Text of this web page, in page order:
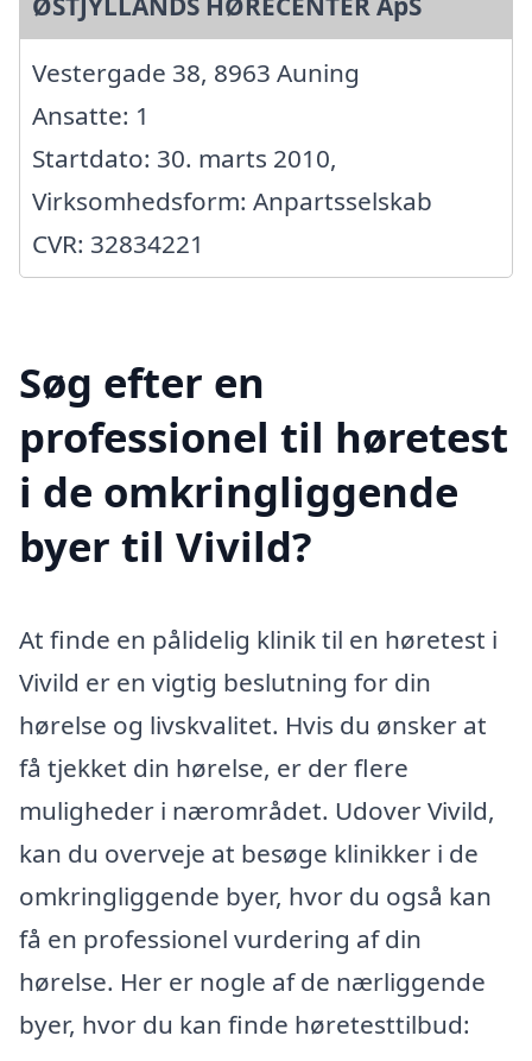
Vestergade 38, 8963 Auning
Ansatte: 1
Startdato: 30. marts 2010,
Virksomhedsform: Anpartsselskab
CVR: 32834221
Søg efter en
professionel til høretest
i de omkringliggende
byer til Vivild?
At finde en pålidelig klinik til en høretest i
Vivild er en vigtig beslutning for din
hørelse og livskvalitet. Hvis du ønsker at
få tjekket din hørelse, er der flere
muligheder i nærområdet. Udover Vivild,
kan du overveje at besøge klinikker i de
omkringliggende byer, hvor du også kan
få en professionel vurdering af din
hørelse. Her er nogle af de nærliggende
byer, hvor du kan finde høretesttilbud: